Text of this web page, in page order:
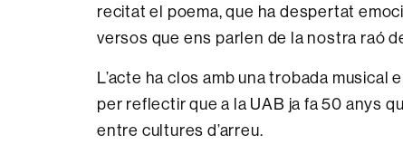
recitat el poema, que ha despertat
versos que ens parlen de la nostra raó
L’acte ha clos amb una trobada
per reflectir que a la UAB ja fa 50 anys
entre cultures d’arreu.